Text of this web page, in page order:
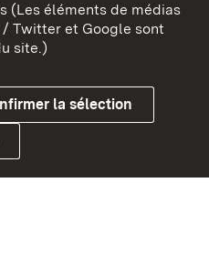
Confidentialité
(Les éléments de médias
/ Twitter et Google sont
site.)
la sélection